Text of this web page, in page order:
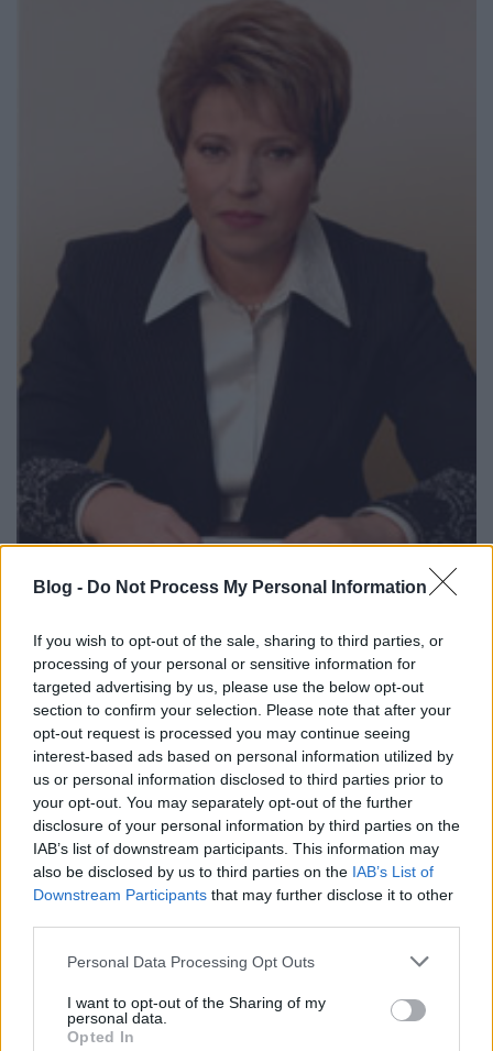
Blog - Do Not Process My Personal Information
If you wish to opt-out of the sale, sharing to third parties, or
processing of your personal or sensitive information for
targeted advertising by us, please use the below opt-out
section to confirm your selection. Please note that after your
opt-out request is processed you may continue seeing
interest-based ads based on personal information utilized by
us or personal information disclosed to third parties prior to
your opt-out. You may separately opt-out of the further
disclosure of your personal information by third parties on the
IAB’s list of downstream participants. This information may
also be disclosed by us to third parties on the IAB’s List of
Downstream Participants that may further disclose it to other
Please note that this website/app uses one or more Google
not limited to your visit or usage behaviour. You may click to
grant or deny consent to Google and its third-party tags to
Personal Data Processing Opt Outs
I want to opt-out of the Sharing of my
personal data.
Opted In
Valentyina Matvijenko, Szentpétervár kormányzója.
Demszky Gáborral folytatott megbeszélése furcsán
alakult, ugyanis mikor Budapest főpolgármestere a
választások tisztaságával és az ellenzékkel való
bánásmóddal kapcsolatos aggodalmait fejezte ki, a
kormányzóasszony egyszerűen félbeszakított őt és
egy másik találkozóra hivatkozva elhagyta a
Városházát.
Annál sikeresebb voltDemján Sándorral, aTriGranit
elnökével folytatott tárgyalása, amelynek végén
aláírtak egy 20 milliárd rubeles együttműködési
megállapodást. A TriGranit többek között
megépítheti Szentpéterváron aVasziljevszkij
a "Telefabrika" nevet viselő, tévéfilmek és
sorozatok forgatására specializálódó stúdiókat,
valamint a Badajevszkij bevásárló – és